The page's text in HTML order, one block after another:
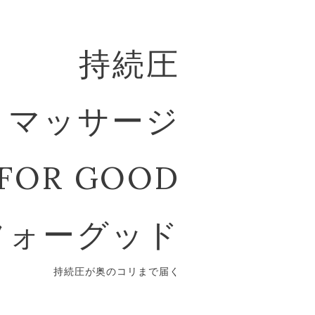
持続圧
マッサージ
GOOD
ーグッド
持続圧が奥のコリまで届く